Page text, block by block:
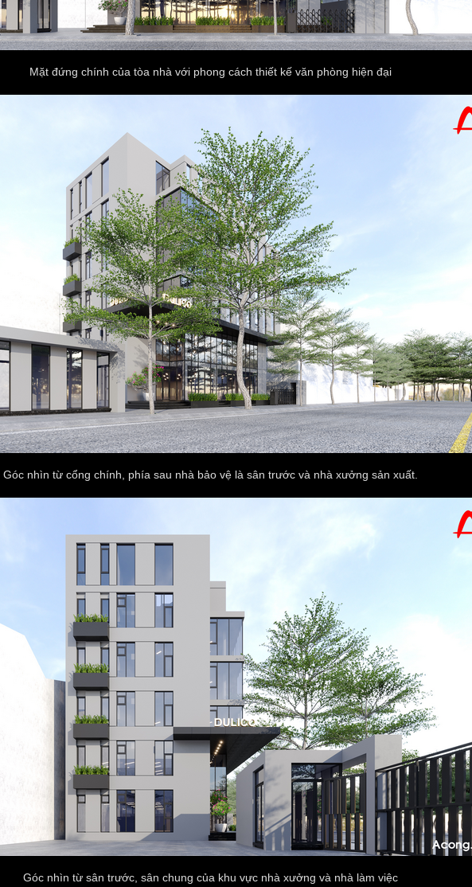
Mặt đứng chính của tòa nhà với phong cách thiết kế văn phòng hiện đại
Góc nhìn từ cổng chính, phía sau nhà bảo vệ là sân trước và nhà xưởng sản xuất.
Góc nhìn từ sân trước, sân chung của khu vực nhà xưởng và nhà làm việc